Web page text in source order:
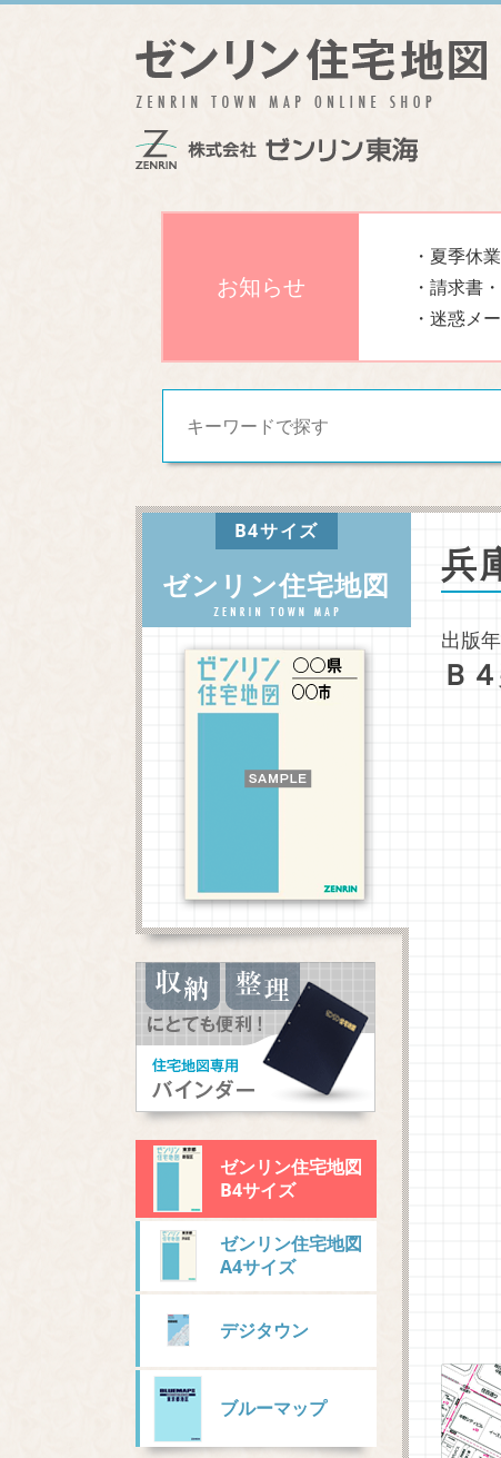
お知らせ
・夏季休
・請求書
・迷惑メ
B4サイズ
ゼンリン住宅地図
ゼンリン住宅地図
B4サイズ
ゼンリン住宅地図
A4サイズ
デジタウン
ブルーマップ
兵
出版
Ｂ